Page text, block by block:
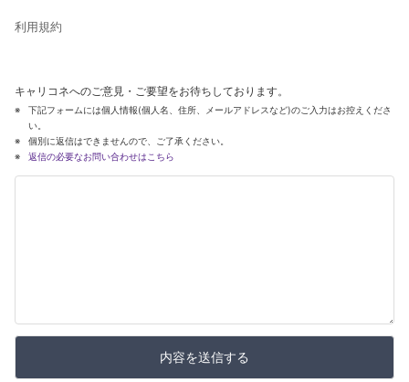
利用規約
キャリコネへのご意見・ご要望をお待ちしております。
下記フォームには個人情報(個人名、住所、メールアドレスなど)のご入力はお控えくださ
い。
個別に返信はできませんので、ご了承ください。
返信の必要なお問い合わせはこちら
内容を送信する